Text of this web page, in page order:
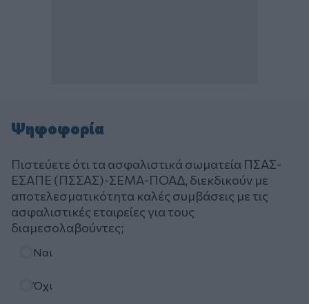
Ψηφοφορία
Πιστεύετε ότι τα ασφαλιστικά σωματεία ΠΣΑΣ-
ΕΣΑΠΕ (ΠΣΣΑΣ)-ΣΕΜΑ-ΠΟΑΔ, διεκδικούν με
αποτελεσματικότητα καλές συμβάσεις με τις
ασφαλιστικές εταιρείες για τους
διαμεσολαβούντες;
Ναι
Όχι